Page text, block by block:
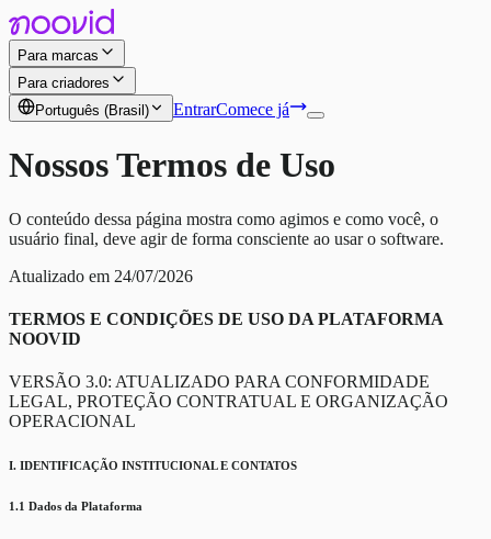
Para marcas
Para criadores
Português (Brasil)
EntrarComece já
Nossos Termos de Uso
O conteúdo dessa página mostra como agimos e como você, o
usuário final, deve agir de forma consciente ao usar o software.
Atualizado em 24/07/2026
TERMOS E CONDIÇÕES DE USO DA PLATAFORMA
NOOVID
VERSÃO 3.0: ATUALIZADO PARA CONFORMIDADE
LEGAL, PROTEÇÃO CONTRATUAL E ORGANIZAÇÃO
OPERACIONAL
I. IDENTIFICAÇÃO INSTITUCIONAL E CONTATOS
1.1 Dados da Plataforma